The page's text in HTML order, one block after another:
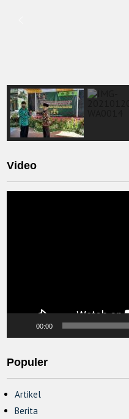
Video
00:00
Populer
Artikel
Berita